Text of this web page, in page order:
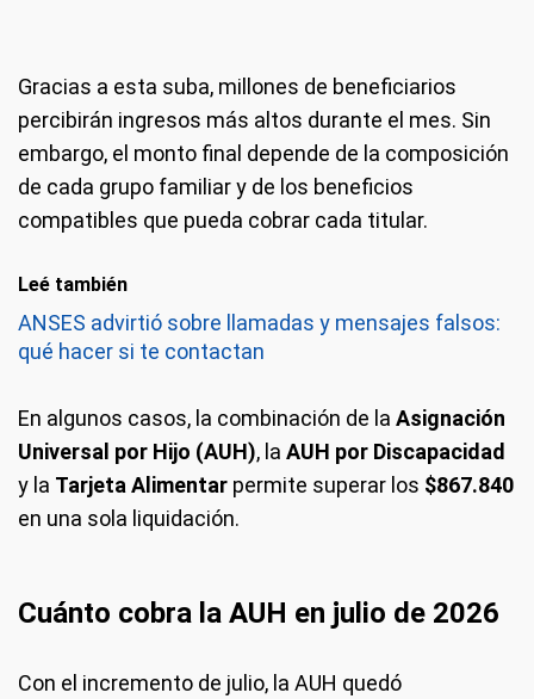
Gracias a esta suba, millones de beneficiarios
percibirán ingresos más altos durante el mes. Sin
embargo, el monto final depende de la composición
de cada grupo familiar y de los beneficios
compatibles que pueda cobrar cada titular.
Leé también
ANSES advirtió sobre llamadas y mensajes falsos:
qué hacer si te contactan
En algunos casos, la combinación de la Asignación
Universal por Hijo (AUH), la AUH por Discapacidad
y la Tarjeta Alimentar permite superar los $867.840
en una sola liquidación.
Cuánto cobra la AUH en julio de 2026
Con el incremento de julio, la AUH quedó